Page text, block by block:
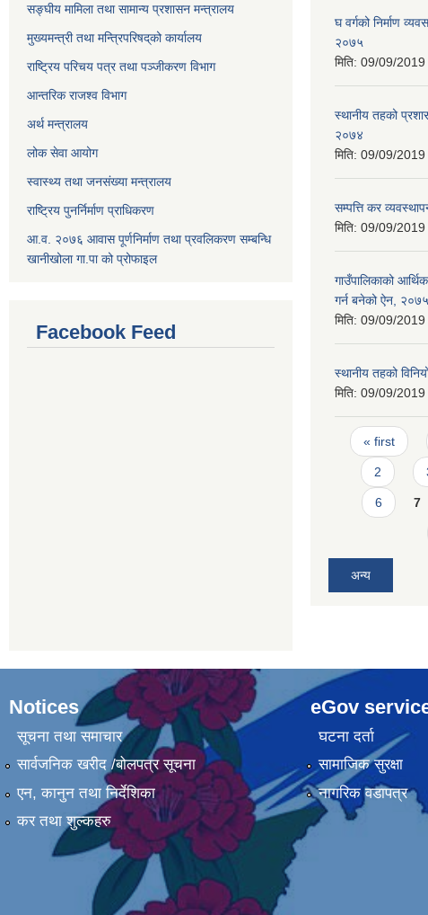
सङ्घीय मामिला तथा सामान्य प्रशासन मन्त्रालय
मुख्यमन्त्री तथा मन्त्रिपरिषद्‌को कार्यालय
राष्ट्रिय परिचय पत्र तथा पञ्जीकरण विभाग
आन्तरिक राजश्व विभाग
अर्थ मन्त्रालय
लोक सेवा आयोग
स्वास्थ्य तथा जनसंख्या मन्त्रालय
राष्ट्रिय पुनर्निर्माण प्राधिकरण
आ.व. २०७६ आवास पूर्णनिर्माण तथा प्रवलिकरण सम्बन्धि
खानीखोला गा.पा को प्रोफाइल
Facebook Feed
घ वर्गको निर्माण
२०७५
मिति: 09/09/2019
स्थानीय तहको
२०७४
मिति: 09/09/
सम्पत्ति कर
मिति: 09/09/
गाउँपालिकाको
गर्न बनेको ऐन,
मिति: 09/09/2019
स्थानीय तहको
मिति: 09/09/2019
Pages
« first
2
6 7
अन्य
Notices
सूचना तथा समाचार
सार्वजनिक खरीद /बोलपत्र सूचना
एन, कानुन तथा निर्देशिका
कर तथा शुल्कहरु
eGov
घटना दर्ता
सामाजिक सुरक्षा
नागरिक वडापत्र